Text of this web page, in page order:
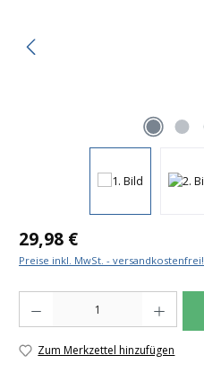
Regulärer Preis:
29,98 €
Preise inkl. MwSt. - versandkostenfrei!
Zum Merkzettel hinzufügen